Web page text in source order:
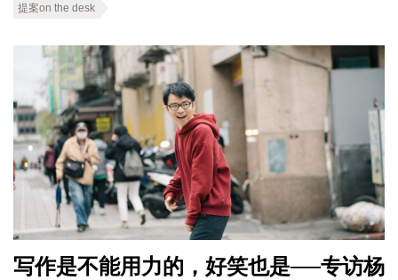
提案on the desk
写作是不能用力的，好笑也是──专访杨